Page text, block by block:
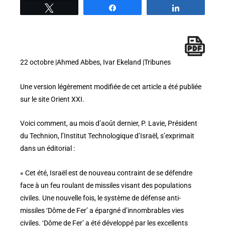
22 octobre |Ahmed Abbes, Ivar Ekeland |Tribunes
Une version légèrement modifiée de cet article a été publiée
sur le site Orient XXI.
Voici comment, au mois d’août dernier, P. Lavie, Président
du Technion, l’Institut Technologique d’Israël, s’exprimait
dans un éditorial :
« Cet été, Israël est de nouveau contraint de se défendre
face à un feu roulant de missiles visant des populations
civiles. Une nouvelle fois, le système de défense anti-
missiles ‘Dôme de Fer’ a épargné d’innombrables vies
civiles. ‘Dôme de Fer’ a été développé par les excellents